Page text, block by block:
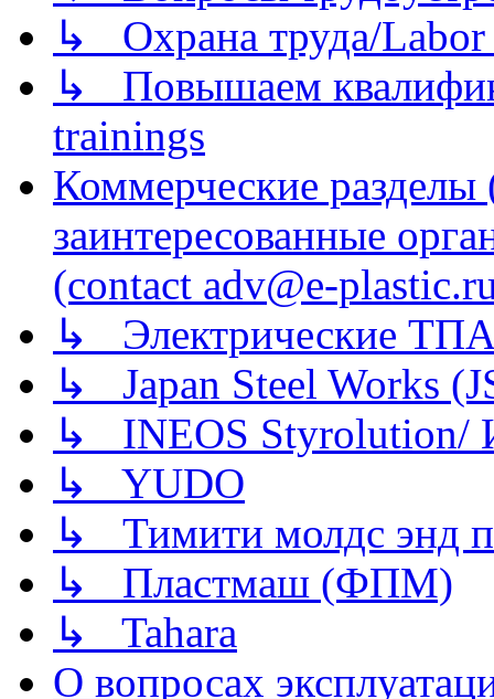
↳ Охрана труда/Labor
↳ Повышаем
trainings
Коммерческие
заинтересованные
(contact adv@e-
↳ Электрические
↳ Japan Steel Works
↳ INEOS
↳ YUDO
↳ Тимити молдс энд
↳ Пластмаш (ФПМ)
↳ Tahara
О вопросах